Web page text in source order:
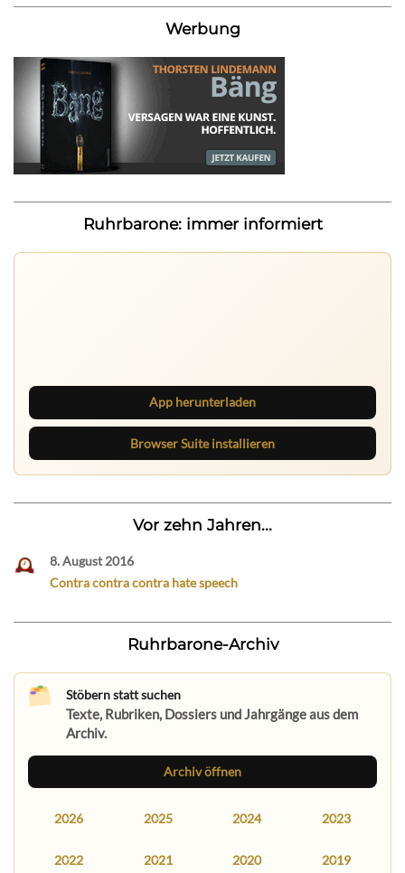
Werbung
Ruhrbarone: immer informiert
App herunterladen
Browser Suite installieren
Vor zehn Jahren...
8. August 2016
Contra contra contra hate speech
Ruhrbarone-Archiv
Stöbern statt suchen
Texte, Rubriken, Dossiers und Jahrgänge aus dem
Archiv.
Archiv öffnen
2026 2025 2024 2023
2022 2021 2020 2019